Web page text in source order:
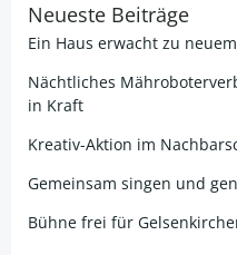
Neueste Beiträge
Ein Haus erwacht zu
Nächtliches
in Kraft
Kreativ-Aktion im
Gemeinsam singen und
Bühne frei für